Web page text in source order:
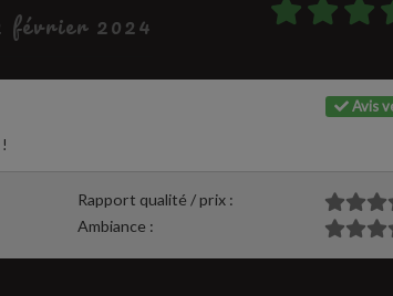
février 2024
Avis
Rapport qualité / prix :
Ambiance :